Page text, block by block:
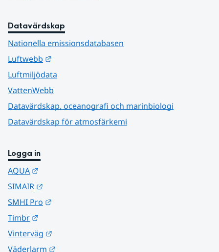
Datavärdskap
Nationella emissionsdatabasen
Luftwebb
Luftmiljödata
VattenWebb
Datavärdskap, oceanografi och marinbiologi
Datavärdskap för atmosfärkemi
Logga in
AQUA
SIMAIR
SMHI Pro
Timbr
Vinterväg
Väderlarm